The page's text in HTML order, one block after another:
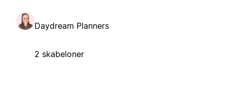
Daydream Planners
2 skabeloner